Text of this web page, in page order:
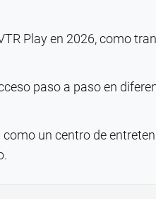
Play en 2026, como
paso a paso en
un centro de